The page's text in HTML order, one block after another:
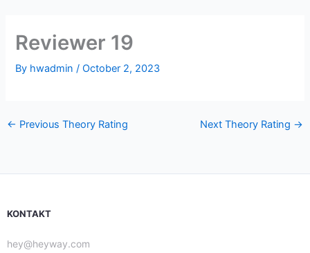
Reviewer 19
By hwadmin/October 2, 2023
← Previous Theory Rating Next Theory Rating →
KONTAKT
hey@heyway.com